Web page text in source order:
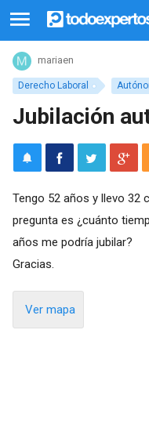
Derecho Laboral
mariaen
Jubilación
Tengo 52 años y llevo 32
pregunta es ¿cuánto
años me podría jubilar?
Gracias.
Ver mapa